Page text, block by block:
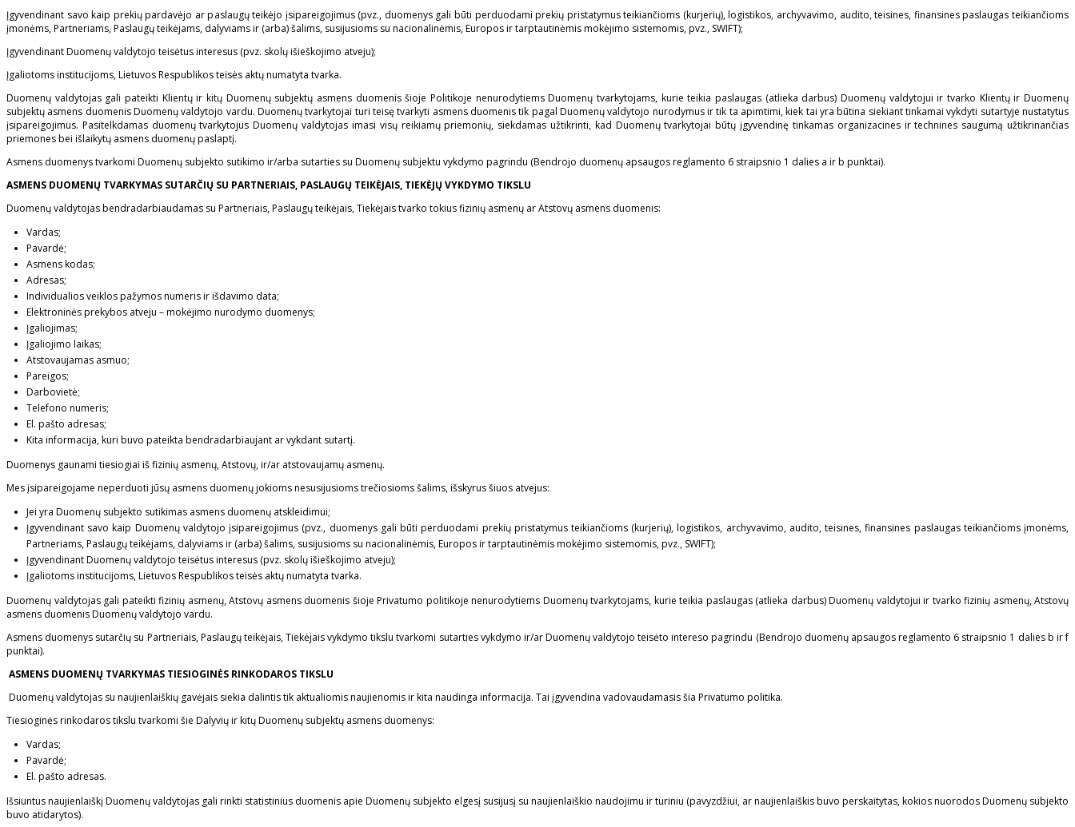
Įgyvendinant savo kaip prekių pardavėjo ar paslaugų teikėjo įsipareigojimus (pvz., duomenys gali būti perduodami prekių pristatymus teikiančioms (kurjerių), logistikos, archyvavimo, audito, teisines, finansines paslaugas teikiančioms
įmonėms, Partneriams, Paslaugų teikėjams, dalyviams ir (arba) šalims, susijusioms su nacionalinėmis, Europos ir tarptautinėmis mokėjimo sistemomis, pvz., SWIFT);
Įgyvendinant Duomenų valdytojo teisėtus interesus (pvz. skolų išieškojimo atveju);
Įgaliotoms institucijoms, Lietuvos Respublikos teisės aktų numatyta tvarka.
Duomenų valdytojas gali pateikti Klientų ir kitų Duomenų subjektų asmens duomenis šioje Politikoje nenurodytiems Duomenų tvarkytojams, kurie teikia paslaugas (atlieka darbus) Duomenų valdytojui ir tvarko Klientų ir Duomenų
subjektų asmens duomenis Duomenų valdytojo vardu. Duomenų tvarkytojai turi teisę tvarkyti asmens duomenis tik pagal Duomenų valdytojo nurodymus ir tik ta apimtimi, kiek tai yra būtina siekiant tinkamai vykdyti sutartyje nustatytus
įsipareigojimus. Pasitelkdamas duomenų tvarkytojus Duomenų valdytojas imasi visų reikiamų priemonių, siekdamas užtikrinti, kad Duomenų tvarkytojai būtų įgyvendinę tinkamas organizacines ir technines saugumą užtikrinančias
priemones bei išlaikytų asmens duomenų paslaptį.
Asmens duomenys tvarkomi Duomenų subjekto sutikimo ir/arba sutarties su Duomenų subjektu vykdymo pagrindu (Bendrojo duomenų apsaugos reglamento 6 straipsnio 1 dalies a ir b punktai).
ASMENS DUOMENŲ TVARKYMAS SUTARČIŲ SU PARTNERIAIS, PASLAUGŲ TEIKĖJAIS, TIEKĖJŲ VYKDYMO TIKSLU
Duomenų valdytojas bendradarbiaudamas su Partneriais, Paslaugų teikėjais, Tiekėjais tvarko tokius fizinių asmenų ar Atstovų asmens duomenis:
Vardas;
Pavardė;
Asmens kodas;
Adresas;
Individualios veiklos pažymos numeris ir išdavimo data;
Elektroninės prekybos atveju – mokėjimo nurodymo duomenys;
Įgaliojimas;
Įgaliojimo laikas;
Atstovaujamas asmuo;
Pareigos;
Darbovietė;
Telefono numeris;
El. pašto adresas;
Kita informacija, kuri buvo pateikta bendradarbiaujant ar vykdant sutartį.
Duomenys gaunami tiesiogiai iš fizinių asmenų, Atstovų, ir/ar atstovaujamų asmenų.
Mes įsipareigojame neperduoti jūsų asmens duomenų jokioms nesusijusioms trečiosioms šalims, išskyrus šiuos atvejus:
Jei yra Duomenų subjekto sutikimas asmens duomenų atskleidimui;
Įgyvendinant savo kaip Duomenų valdytojo įsipareigojimus (pvz., duomenys gali būti perduodami prekių pristatymus teikiančioms (kurjerių), logistikos, archyvavimo, audito, teisines, finansines paslaugas teikiančioms įmonėms,
Partneriams, Paslaugų teikėjams, dalyviams ir (arba) šalims, susijusioms su nacionalinėmis, Europos ir tarptautinėmis mokėjimo sistemomis, pvz., SWIFT);
Įgyvendinant Duomenų valdytojo teisėtus interesus (pvz. skolų išieškojimo atveju);
Įgaliotoms institucijoms, Lietuvos Respublikos teisės aktų numatyta tvarka.
Duomenų valdytojas gali pateikti fizinių asmenų, Atstovų asmens duomenis šioje Privatumo politikoje nenurodytiems Duomenų tvarkytojams, kurie teikia paslaugas (atlieka darbus) Duomenų valdytojui ir tvarko fizinių asmenų, Atstovų
asmens duomenis Duomenų valdytojo vardu.
Asmens duomenys sutarčių su Partneriais, Paslaugų teikėjais, Tiekėjais vykdymo tikslu tvarkomi sutarties vykdymo ir/ar Duomenų valdytojo teisėto intereso pagrindu (Bendrojo duomenų apsaugos reglamento 6 straipsnio 1 dalies b ir f
punktai).
ASMENS DUOMENŲ TVARKYMAS TIESIOGINĖS RINKODAROS TIKSLU
Duomenų valdytojas su naujienlaiškių gavėjais siekia dalintis tik aktualiomis naujienomis ir kita naudinga informacija. Tai įgyvendina vadovaudamasis šia Privatumo politika.
Tiesioginės rinkodaros tikslu tvarkomi šie Dalyvių ir kitų Duomenų subjektų asmens duomenys:
Vardas;
Pavardė;
El. pašto adresas.
Išsiuntus naujienlaiškį Duomenų valdytojas gali rinkti statistinius duomenis apie Duomenų subjekto elgesį susijusį su naujienlaiškio naudojimu ir turiniu (pavyzdžiui, ar naujienlaiškis buvo perskaitytas, kokios nuorodos Duomenų subjekto
buvo atidarytos).